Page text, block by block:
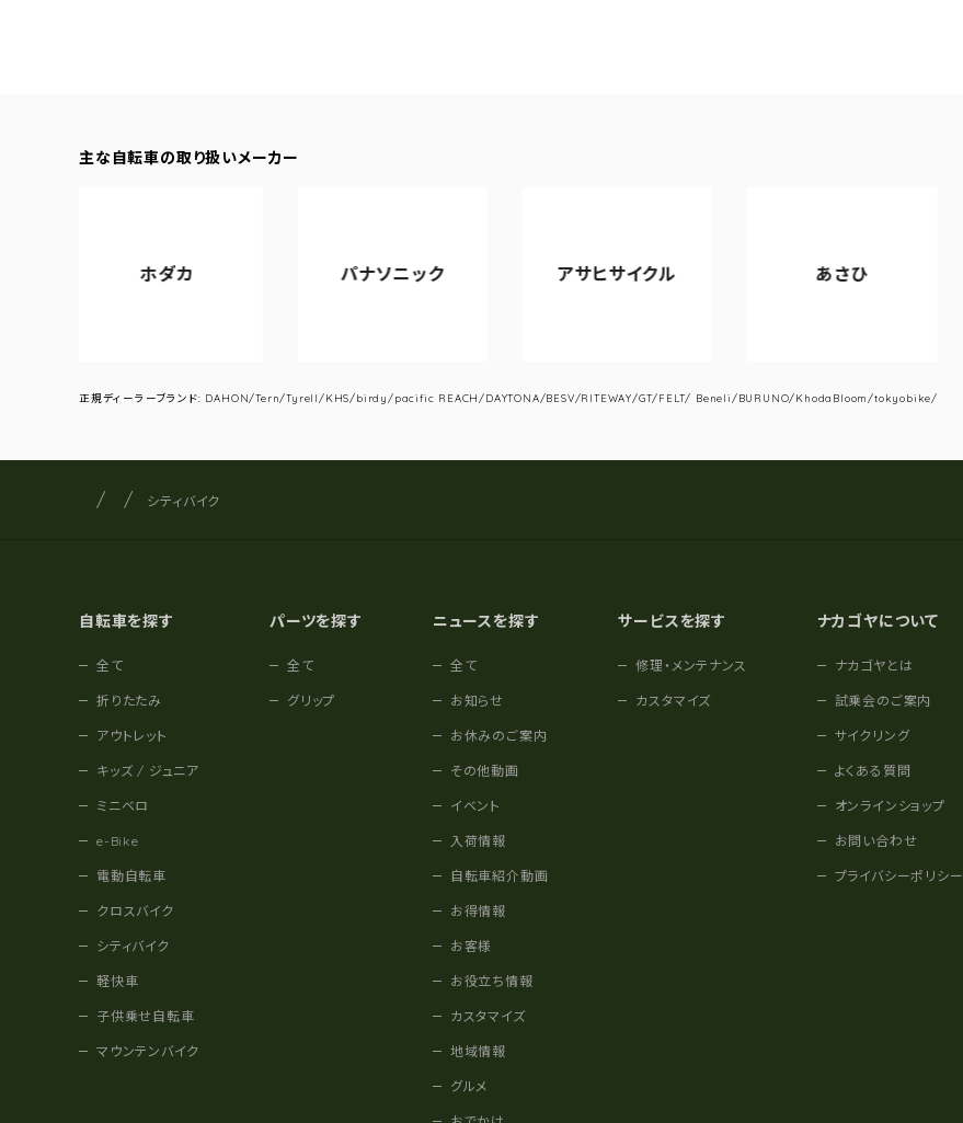
主な自転車の取り扱いメーカー
パナソニック アサヒサイクル
正規ディーラーブランド: DAHON/Tern/Tyrell/KHS/birdy/pacific REACH/DAYTONA/BESV/RITEWAY/GT/FELT/ Beneli/BURUNO/KhodaBloom/tokyobike/
サイト内の現在地
サイクルショップナカゴヤ
シティバイク
自転車を探す
全て
折りたたみ
アウトレット
キッズ / ジュニア
ミニベロ
e-Bike
電動自転車
クロスバイク
シティバイク
軽快車
子供乗せ自転車
マウンテンバイク
パーツを探す
全て
グリップ
ニュースを探す
全て
お知らせ
お休みのご案内
その他動画
イベント
入荷情報
自転車紹介動画
お得情報
お客様
お役立ち情報
カスタマイズ
地域情報
グルメ
サービスを探す
修理・メンテナンス
カスタマイズ
ナカゴヤについて
ナカゴヤとは
試乗会のご案内
サイクリング
よくある質問
オンラインショップ
お問い合わせ
プライバシーポリシー